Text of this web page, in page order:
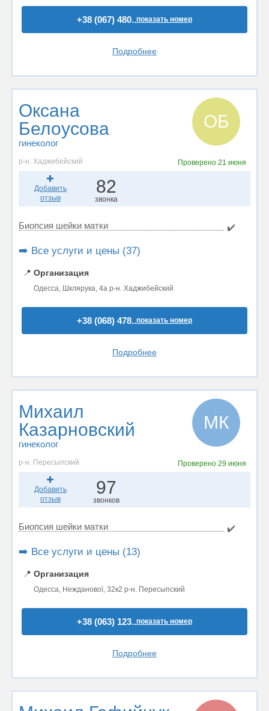
+38 (067) 480..показать номер
Подробнее
Оксана
Белоусова
гинеколог
ОБ
р-н. Хаджибейский Проверено 21 июня
Добавить
отзыв
82
звонка
Биопсия шейки матки ✔️
➡️ Все услуги и цены (37)
📍 Организация
Одесса, Шклярука, 4а р-н. Хаджибейский
+38 (068) 478..показать номер
Подробнее
Михаил
Казарновский
гинеколог
МК
р-н. Пересыпский Проверено 29 июня
Добавить
отзыв
97
звонков
Биопсия шейки матки ✔️
➡️ Все услуги и цены (13)
📍 Организация
Одесса, Нежданової, 32к2 р-н. Пересыпский
+38 (063) 123..показать номер
Подробнее